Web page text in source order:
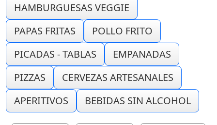
HAMBURGUESAS VEGGIE
PAPAS FRITAS
POLLO FRITO
PICADAS - TABLAS
EMPANADAS
PIZZAS
CERVEZAS ARTESANALES
APERITIVOS
BEBIDAS SIN ALCOHOL